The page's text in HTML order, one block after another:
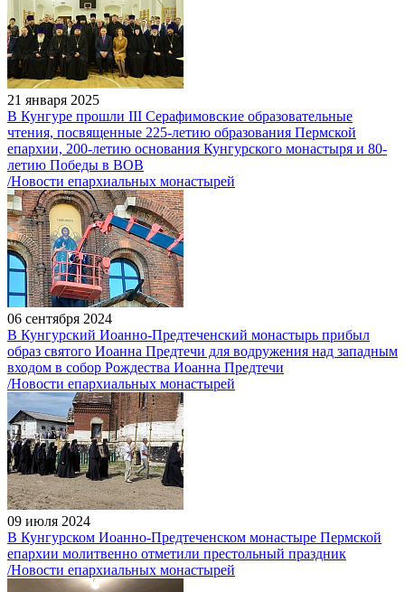
21 января 2025
В Кунгуре прошли III Серафимовские образовательные
чтения, посвященные 225-летию образования Пермской
епархии, 200-летию основания Кунгурского монастыря и 80-
летию Победы в ВОВ
/Новости епархиальных монастырей
06 сентября 2024
В Кунгурский Иоанно-Предтеченский монастырь прибыл
образ святого Иоанна Предтечи для водружения над западным
входом в собор Рождества Иоанна Предтечи
/Новости епархиальных монастырей
09 июля 2024
В Кунгурском Иоанно-Предтеченском монастыре Пермской
епархии молитвенно отметили престольный праздник
/Новости епархиальных монастырей